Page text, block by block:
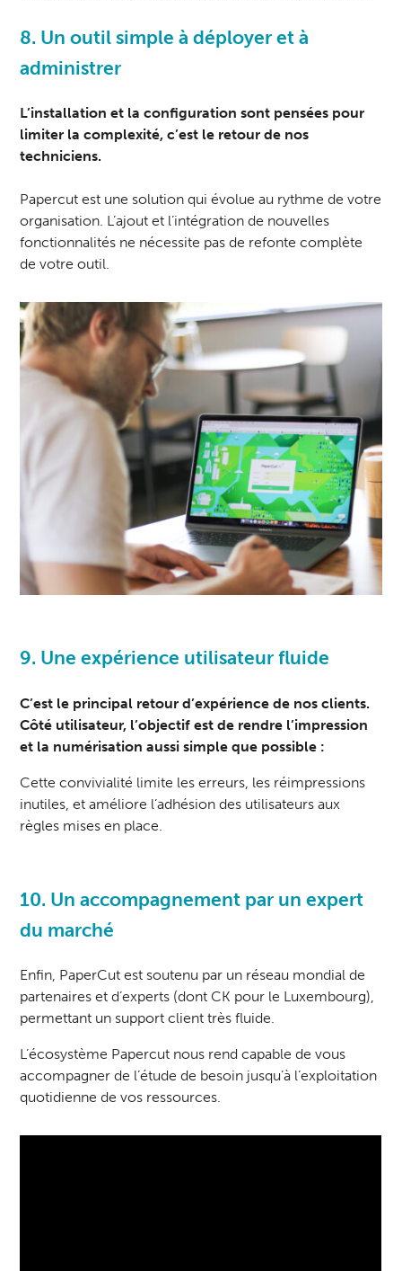
8. Un outil simple à déployer et à
administrer
L’installation et la configuration sont pensées pour
limiter la complexité, c’est le retour de nos
techniciens.
Papercut est une solution qui évolue au rythme de votre
organisation. L’ajout et l’intégration de nouvelles
fonctionnalités ne nécessite pas de refonte complète
de votre outil.
9. Une expérience utilisateur fluide
C’est le principal retour d’expérience de nos clients.
Côté utilisateur, l’objectif est de rendre l’impression
et la numérisation aussi simple que possible :
Cette convivialité limite les erreurs, les réimpressions
inutiles, et améliore l’adhésion des utilisateurs aux
règles mises en place.
10. Un accompagnement par un expert
du marché
Enfin, PaperCut est soutenu par un réseau mondial de
partenaires et d’experts (dont CK pour le Luxembourg),
permettant un support client très fluide.
L’écosystème Papercut nous rend capable de vous
accompagner de l’étude de besoin jusqu’à l’exploitation
quotidienne de vos ressources.